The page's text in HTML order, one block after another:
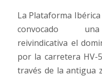
La Plataforma
convocado una
reivindicativa el
por la carretera HV-
través de la antigua